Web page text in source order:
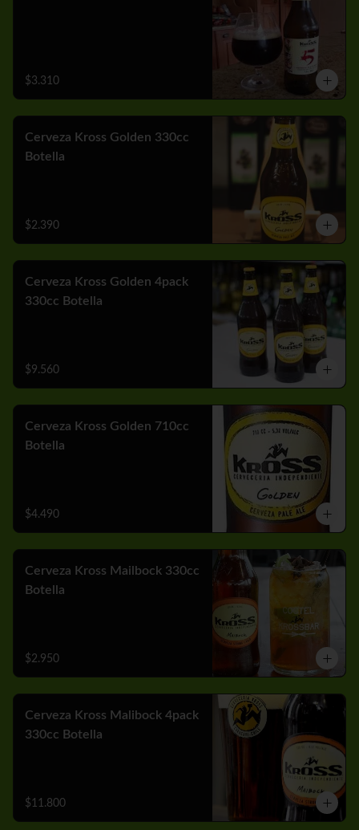
$3.310
Cerveza Kross Golden 330cc
Botella
$2.390
Cerveza Kross Golden 4pack
330cc Botella
$9.560
Cerveza Kross Golden 710cc
Botella
$4.490
Cerveza Kross Mailbock 330cc
Botella
$2.950
Cerveza Kross Malibock 4pack
330cc Botella
$11.800